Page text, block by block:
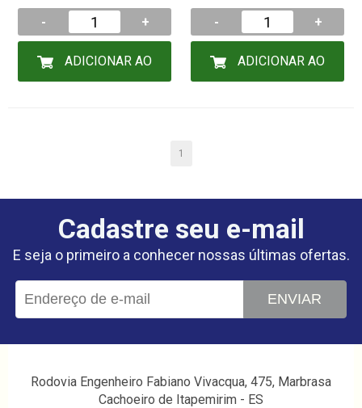
- + - +
1
Cadastre seu e-mail
E seja o primeiro a conhecer nossas últimas ofertas.
ENVIAR
Rodovia Engenheiro Fabiano Vivacqua, 475, Marbrasa
Cachoeiro de Itapemirim - ES